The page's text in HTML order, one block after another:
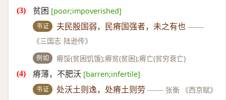
贫困 [poor;impoverished]
书证 夫民殷国弱，民瘠国强者，未之有也 ——
《三国志·陆逊传》
例如 瘠馁(贫困饥饿);瘠贫(贫困);瘠亡(贫穷衰亡)
瘠薄，不肥沃 [barren;infertile]
书证 处沃土则逸，处瘠土则劳 —— 张衡 《西京赋》